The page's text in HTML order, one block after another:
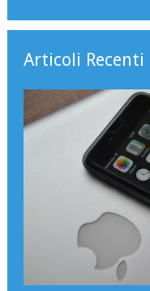
Articoli Recenti